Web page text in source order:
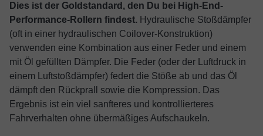
Dies ist der Goldstandard, den Du bei High-End-
Performance-Rollern findest. Hydraulische Stoßdämpfer
(oft in einer hydraulischen Coilover-Konstruktion)
verwenden eine Kombination aus einer Feder und einem
mit Öl gefüllten Dämpfer. Die Feder (oder der Luftdruck in
einem Luftstoßdämpfer) federt die Stöße ab und das Öl
dämpft den Rückprall sowie die Kompression. Das
Ergebnis ist ein viel sanfteres und kontrollierteres
Fahrverhalten ohne übermäßiges Aufschaukeln.